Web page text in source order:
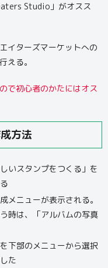
Studio」がオスス
イターズマーケットへの
える。
で初心者のかたにはオス
方法
いスタンプをつくる」を
メニューが表示される。
時は、「アルバムの写真
下部のメニューから選択
た